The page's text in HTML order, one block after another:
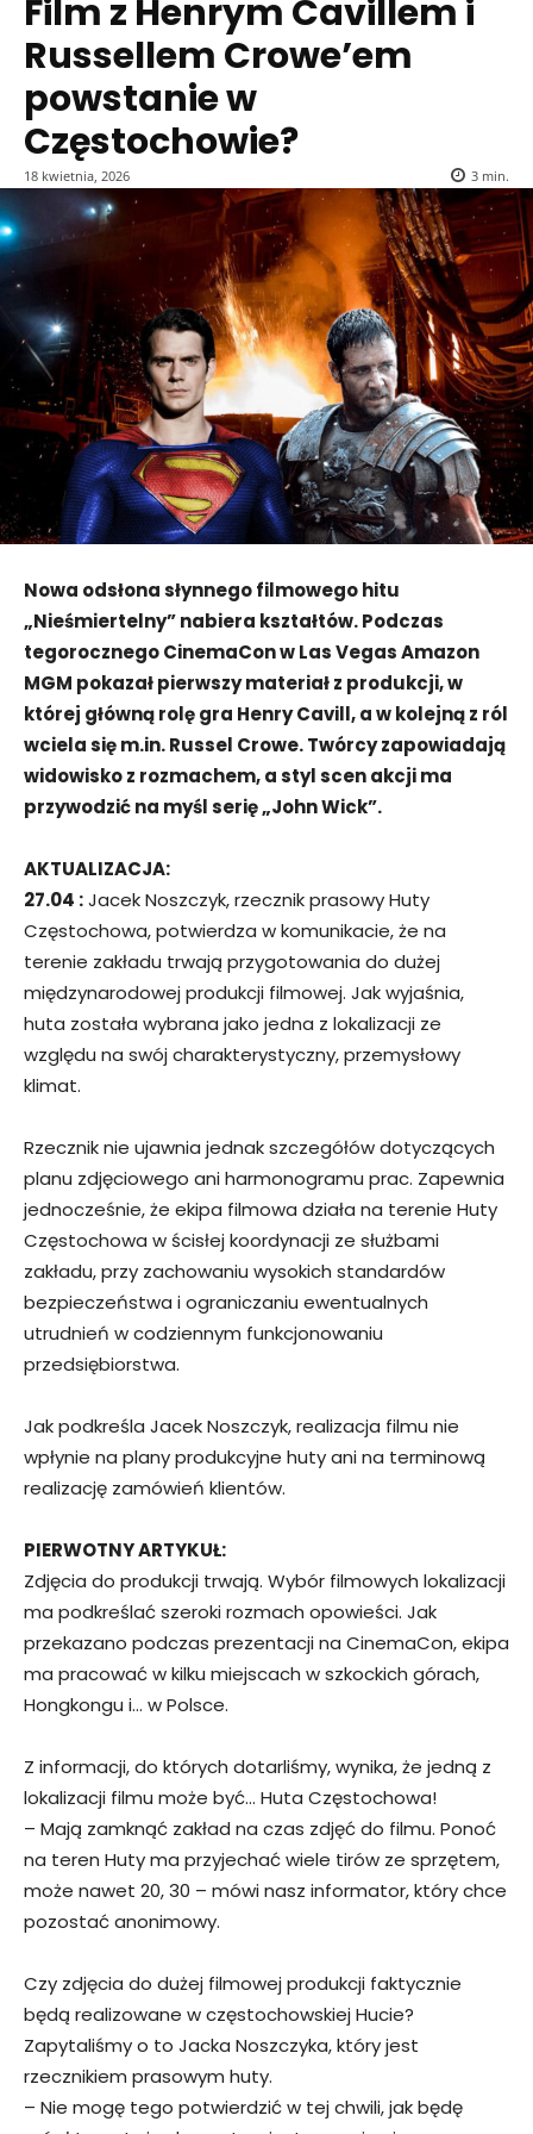
Film z Henrym Cavillem i
Russellem Crowe’em
powstanie w
Częstochowie?
18 kwietnia, 2026 3 min.
Nowa odsłona słynnego filmowego hitu
„Nieśmiertelny” nabiera kształtów. Podczas
tegorocznego CinemaCon w Las Vegas Amazon
MGM pokazał pierwszy materiał z produkcji, w
której główną rolę gra Henry Cavill, a w kolejną z ról
wciela się m.in. Russel Crowe. Twórcy zapowiadają
widowisko z rozmachem, a styl scen akcji ma
przywodzić na myśl serię „John Wick”.
AKTUALIZACJA:
27.04 :Jacek Noszczyk, rzecznik prasowy Huty
Częstochowa, potwierdza w komunikacie, że na
terenie zakładu trwają przygotowania do dużej
międzynarodowej produkcji filmowej. Jak wyjaśnia,
huta została wybrana jako jedna z lokalizacji ze
względu na swój charakterystyczny, przemysłowy
klimat.
Rzecznik nie ujawnia jednak szczegółów dotyczących
planu zdjęciowego ani harmonogramu prac. Zapewnia
jednocześnie, że ekipa filmowa działa na terenie Huty
Częstochowa w ścisłej koordynacji ze służbami
zakładu, przy zachowaniu wysokich standardów
bezpieczeństwa i ograniczaniu ewentualnych
utrudnień w codziennym funkcjonowaniu
przedsiębiorstwa.
Jak podkreśla Jacek Noszczyk, realizacja filmu nie
wpłynie na plany produkcyjne huty ani na terminową
realizację zamówień klientów.
PIERWOTNY ARTYKUŁ:
Zdjęcia do produkcji trwają. Wybór filmowych lokalizacji
ma podkreślać szeroki rozmach opowieści. Jak
przekazano podczas prezentacji na CinemaCon, ekipa
ma pracować w kilku miejscach w szkockich górach,
Hongkongu i… w Polsce.
Z informacji, do których dotarliśmy, wynika, że jedną z
lokalizacji filmu może być… Huta Częstochowa!
– Mają zamknąć zakład na czas zdjęć do filmu. Ponoć
na teren Huty ma przyjechać wiele tirów ze sprzętem,
może nawet 20, 30 – mówi nasz informator, który chce
pozostać anonimowy.
Czy zdjęcia do dużej filmowej produkcji faktycznie
będą realizowane w częstochowskiej Hucie?
Zapytaliśmy o to Jacka Noszczyka, który jest
rzecznikiem prasowym huty.
– Nie mogę tego potwierdzić w tej chwili, jak będę